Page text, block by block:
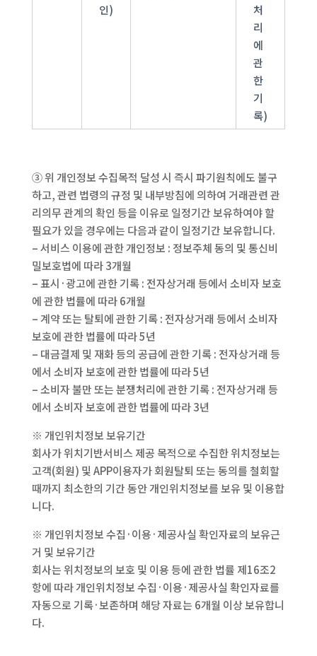
인)
처
리
에
관
한
기
록)
③ 위 개인정보 수집목적 달성 시 즉시 파기원칙에도 불구
하고, 관련 법령의 규정 및 내부방침에 의하여 거래관련 관
리의무 관계의 확인 등을 이유로 일정기간 보유하여야 할
필요가 있을 경우에는 다음과 같이 일정기간 보유합니다.
– 서비스 이용에 관한 개인정보 : 정보주체 동의 및 통신비
밀보호법에 따라 3개월
– 표시·광고에 관한 기록 : 전자상거래 등에서 소비자 보호
에 관한 법률에 따라 6개월
– 계약 또는 탈퇴에 관한 기록 : 전자상거래 등에서 소비자
보호에 관한 법률에 따라 5년
– 대금결제 및 재화 등의 공급에 관한 기록 : 전자상거래 등
에서 소비자 보호에 관한 법률에 따라 5년
– 소비자 불만 또는 분쟁처리에 관한 기록 : 전자상거래 등
에서 소비자 보호에 관한 법률에 따라 3년
※ 개인위치정보 보유기간
회사가 위치기반서비스 제공 목적으로 수집한 위치정보는
고객(회원) 및 APP이용자가 회원탈퇴 또는 동의를 철회할
때까지 최소한의 기간 동안 개인위치정보를 보유 및 이용합
니다.
※ 개인위치정보 수집·이용·제공사실 확인자료의 보유근
거 및 보유기간
회사는 위치정보의 보호 및 이용 등에 관한 법률 제16조2
항에 따라 개인위치정보 수집·이용·제공사실 확인자료를
자동으로 기록·보존하며 해당 자료는 6개월 이상 보유합니
다.